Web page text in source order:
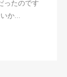
ったのです
か...